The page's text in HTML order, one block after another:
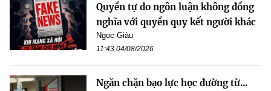
Quyền tự do ngôn luận không đồng
nghĩa với quyền quy kết người khác
Ngọc Giàu
11:43 04/08/2026
Ngăn chặn bạo lực học đường từ...